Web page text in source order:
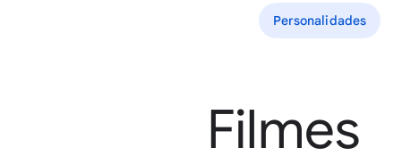
Personalidades
Filmes